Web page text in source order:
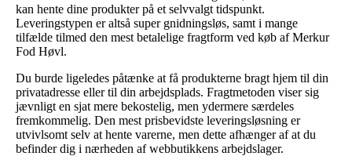
kan hente dine produkter på et selvvalgt tidspunkt.
Leveringstypen er altså super gnidningsløs, samt i mange
tilfælde tilmed den mest betalelige fragtform ved køb af Merkur
Fod Høvl.
Du burde ligeledes påtænke at få produkterne bragt hjem til din
privatadresse eller til din arbejdsplads. Fragtmetoden viser sig
jævnligt en sjat mere bekostelig, men ydermere særdeles
fremkommelig. Den mest prisbevidste leveringsløsning er
utvivlsomt selv at hente varerne, men dette afhænger af at du
befinder dig i nærheden af webbutikkens arbejdslager.